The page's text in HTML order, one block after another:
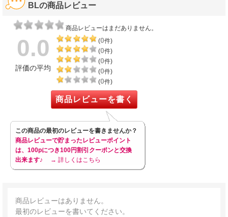
BLの商品レビュー
商品レビューはまだありません。
0.0
評価の平均
(0件)
(0件)
(0件)
(0件)
(0件)
商品レビューを書く
この商品の最初のレビューを書きませんか？
商品レビューで貯まったレビューポイント
は、100pにつき100円割引クーポンと交換
出来ます♪
→ 詳しくはこちら
商品レビューはありません。
最初のレビューを書いてください。